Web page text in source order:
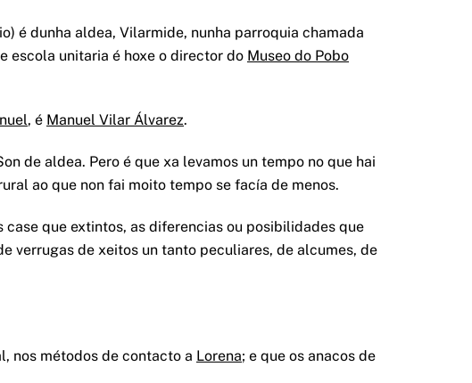
é dunha aldea, Vilarmide, nunha parroquia chamada
escola unitaria é hoxe o director do Museo do Pobo
, é Manuel Vilar Álvarez.
de aldea. Pero é que xa levamos un tempo no que hai
ao que non fai moito tempo se facía de menos.
que extintos, as diferencias ou posibilidades que
verrugas de xeitos un tanto peculiares, de alcumes, de
nos métodos de contacto a Lorena; e que os anacos de